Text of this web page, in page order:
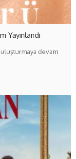
Yayınlandı
devam